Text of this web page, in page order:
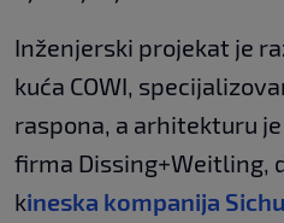
Inženjerski projekat je
kuća COWI,
raspona, a arhitekturu
firma Dissing+Weitling,
kineska kompanija